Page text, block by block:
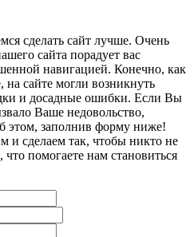
сделать сайт лучше. Очень
сайта порадует вас
навигацией. Конечно, как
сайте могли возникнуть
и досадные ошибки. Если Вы
Ваше недовольство,
этом, заполнив форму ниже!
и сделаем так, чтобы никто не
помогаете нам становиться